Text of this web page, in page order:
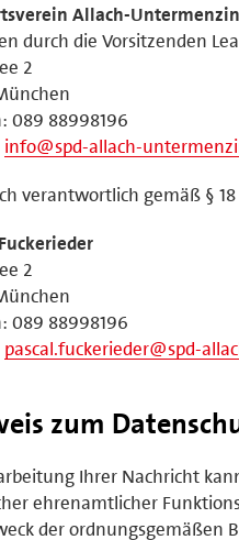
Allach-
durch die Vorsitzenden
2
089 88998196
info@spd-allach-
verantwortlich gemäß §
2
089 88998196
pascal.fuckerieder@spd-
zum
Ihrer Nachricht
ehrenamtlicher
der ordnungsgemäßen